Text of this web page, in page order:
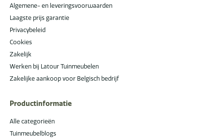
Algemene- en leveringsvoorwaarden
Laagste prijs garantie
Privacybeleid
Cookies
Zakelijk
Werken bij Latour Tuinmeubelen
Zakelijke aankoop voor Belgisch bedrijf
Productinformatie
Alle categorieën
Tuinmeubelblogs